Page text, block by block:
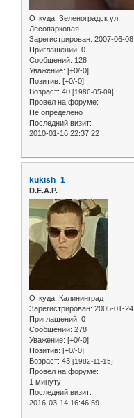
Откуда: Зеленоградск ул.
Лесопарковая
Зарегистрирован: 2007-06-08
Приглашений: 0
Сообщений: 128
Уважение: [+0/-0]
Позитив: [+0/-0]
Возраст: 40 [1986-05-09]
Провел на форуме:
Не определено
Последний визит:
2010-01-16 22:37:22
kukish_1
D.E.A.P.
Откуда: Калининград
Зарегистрирован: 2005-01-24
Приглашений: 0
Сообщений: 278
Уважение: [+0/-0]
Позитив: [+0/-0]
Возраст: 43 [1982-11-15]
Провел на форуме:
1 минуту
Последний визит:
2016-03-14 16:46:59